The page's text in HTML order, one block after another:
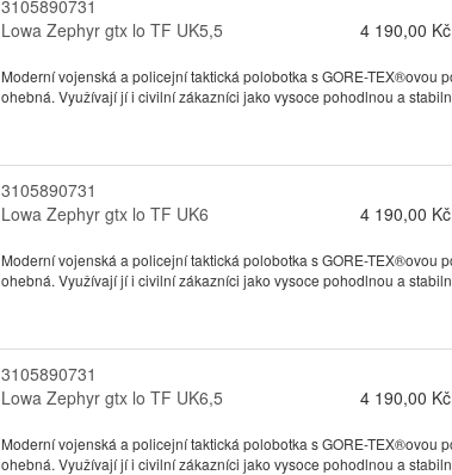
3105890731
Lowa Zephyr gtx lo TF UK5,5
4 190,00 Kč
Moderní vojenská a policejní taktická polobotka s GORE-TEX®ovou
ohebná. Využívají jí i civilní zákazníci jako vysoce pohodlnou a
3105890731
Lowa Zephyr gtx lo TF UK6
4 190,00 Kč
Moderní vojenská a policejní taktická polobotka s GORE-TEX®ovou
ohebná. Využívají jí i civilní zákazníci jako vysoce pohodlnou a
3105890731
Lowa Zephyr gtx lo TF UK6,5
4 190,00 Kč
Moderní vojenská a policejní taktická polobotka s GORE-TEX®ovou
ohebná. Využívají jí i civilní zákazníci jako vysoce pohodlnou a